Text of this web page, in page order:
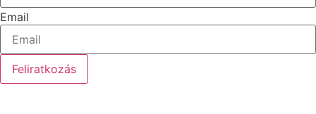
Email
Feliratkozás